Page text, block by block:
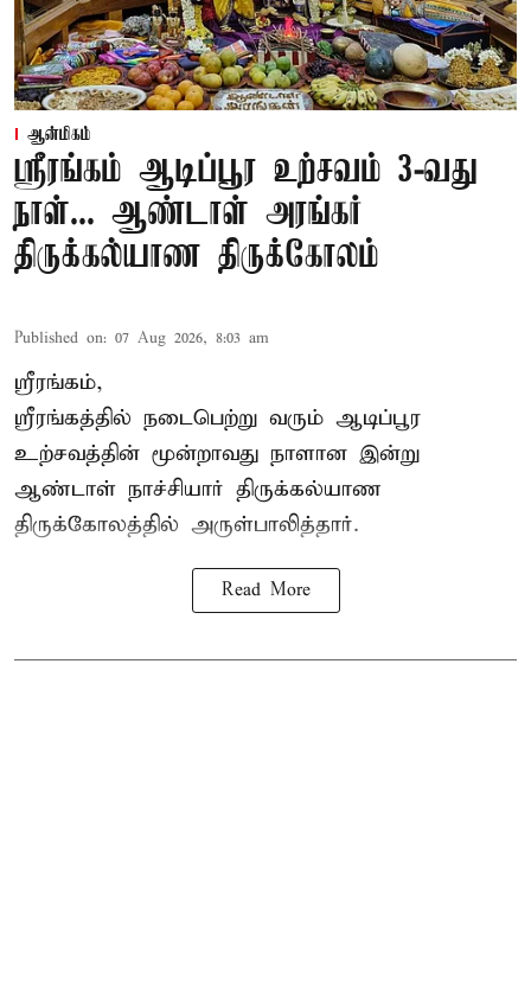
ஆன்மிகம்
ஸ்ரீரங்கம் ஆடிப்பூர உற்சவம் 3-வது
நாள்... ஆண்டாள் அரங்கர்
திருக்கல்யாண திருக்கோலம்
Published on: 07 Aug 2026, 8:03 am
ஸ்ரீரங்கம்,
ஸ்ரீரங்கத்தில் நடைபெற்று வரும் ஆடிப்பூர
உற்சவத்தின் மூன்றாவது நாளான இன்று
ஆண்டாள் நாச்சியார் திருக்கல்யாண
திருக்கோலத்தில் அருள்பாலித்தார்.
Read More